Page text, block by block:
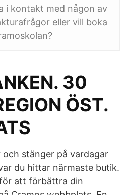
i kontakt med någon av
eller vill boka
30
ÖST.
och stänger på vardagar
du hittar närmaste butik.
att förbättra din